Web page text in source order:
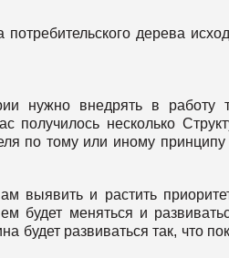
дерева
нужно внедрять в работу
получилось несколько
по тому или иному принципу
выявить и растить
будет меняться и
будет развиваться так, что